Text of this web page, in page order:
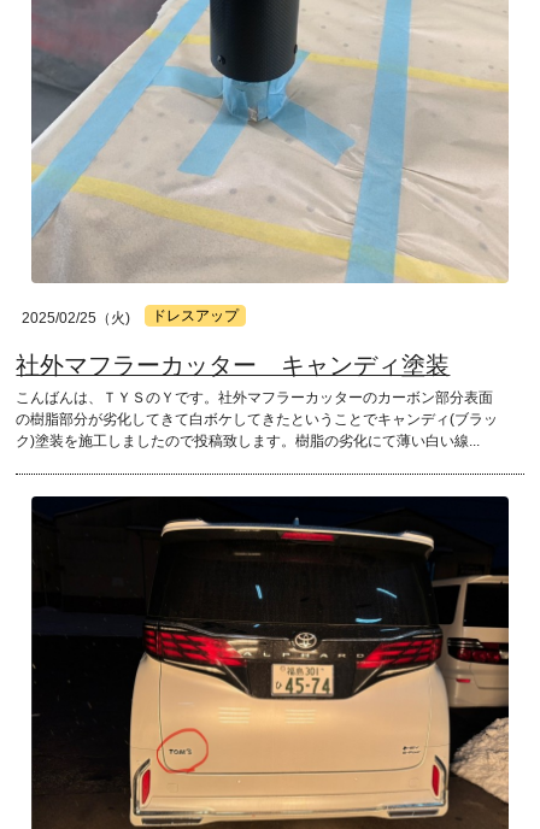
2025/02/25（火) ドレスアップ
社外マフラーカッター キャンディ塗装
こんばんは、ＴＹＳのＹです。社外マフラーカッターのカーボン部分表面
の樹脂部分が劣化してきて白ボケしてきたということでキャンディ(ブラッ
ク)塗装を施工しましたので投稿致します。樹脂の劣化にて薄い白い線...